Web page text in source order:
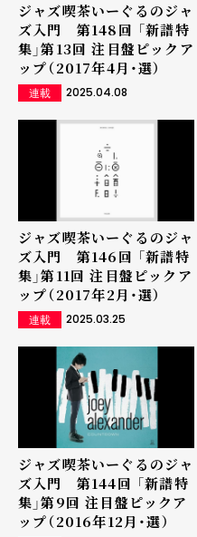
ジャズ喫茶いーぐるのジャ
ズ入門 第148回 「新譜特
集」第13回 注目盤ピックア
ップ（2017年4月・選）
連載 2025.04.08
ジャズ喫茶いーぐるのジャ
ズ入門 第146回 「新譜特
集」第11回 注目盤ピックア
ップ（2017年2月・選）
連載 2025.03.25
ジャズ喫茶いーぐるのジャ
ズ入門 第144回 「新譜特
集」第9回 注目盤ピックア
ップ（2016年12月・選）